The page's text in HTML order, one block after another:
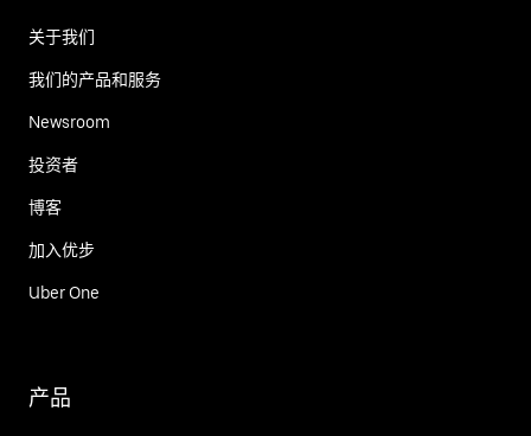
关于我们
我们的产品和服务
Newsroom
投资者
博客
加入优步
Uber One
产品